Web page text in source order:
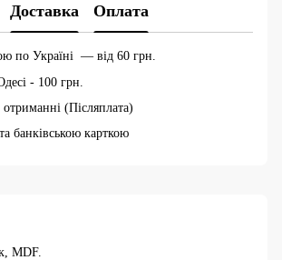
Доставка Оплата
по Україні — від 60 грн.
- 100 грн.
(Післяплата)
банківською карткою
MDF.